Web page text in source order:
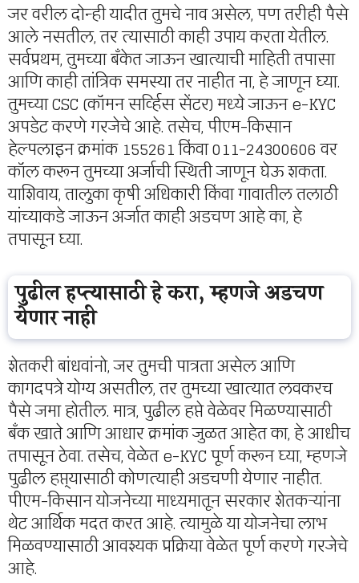
जर वरील दोन्ही यादीत तुमचे नाव असेल, पण तरीही पैसे
आले नसतील, तर त्यासाठी काही उपाय करता येतील.
सर्वप्रथम, तुमच्या बँकेत जाऊन खात्याची माहिती तपासा
आणि काही तांत्रिक समस्या तर नाहीत ना, हे जाणून घ्या.
तुमच्या CSC (कॉमन सर्व्हिस सेंटर) मध्ये जाऊन e-KYC
अपडेट करणे गरजेचे आहे. तसेच, पीएम-किसान
हेल्पलाइन क्रमांक 155261 किंवा 011-24300606 वर
कॉल करून तुमच्या अर्जाची स्थिती जाणून घेऊ शकता.
याशिवाय, तालुका कृषी अधिकारी किंवा गावातील तलाठी
यांच्याकडे जाऊन अर्जात काही अडचण आहे का, हे
तपासून घ्या.
पुढील हप्त्यासाठी हे करा, म्हणजे अडचण
येणार नाही
शेतकरी बांधवांनो, जर तुमची पात्रता असेल आणि
कागदपत्रे योग्य असतील, तर तुमच्या खात्यात लवकरच
पैसे जमा होतील. मात्र, पुढील हप्ते वेळेवर मिळण्यासाठी
बँक खाते आणि आधार क्रमांक जुळत आहेत का, हे आधीच
तपासून ठेवा. तसेच, वेळेत e-KYC पूर्ण करून घ्या, म्हणजे
पुढील हप्त्यासाठी कोणत्याही अडचणी येणार नाहीत.
पीएम-किसान योजनेच्या माध्यमातून सरकार शेतकऱ्यांना
थेट आर्थिक मदत करत आहे. त्यामुळे या योजनेचा लाभ
मिळवण्यासाठी आवश्यक प्रक्रिया वेळेत पूर्ण करणे गरजेचे
आहे.